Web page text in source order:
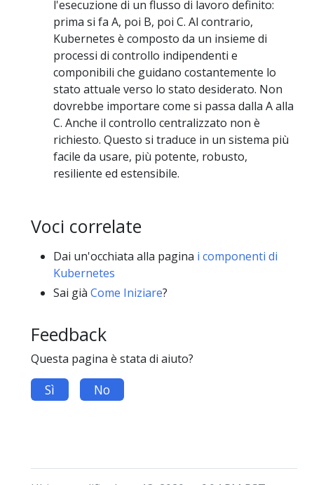
l'esecuzione di un flusso di lavoro definito:
prima si fa A, poi B, poi C. Al contrario,
Kubernetes è composto da un insieme di
processi di controllo indipendenti e
componibili che guidano costantemente lo
stato attuale verso lo stato desiderato. Non
dovrebbe importare come si passa dalla A alla
C. Anche il controllo centralizzato non è
richiesto. Questo si traduce in un sistema più
facile da usare, più potente, robusto,
resiliente ed estensibile.
Voci correlate
Dai un'occhiata alla pagina i componenti di
Kubernetes
Sai già Come Iniziare?
Feedback
Questa pagina è stata di aiuto?
Sì No